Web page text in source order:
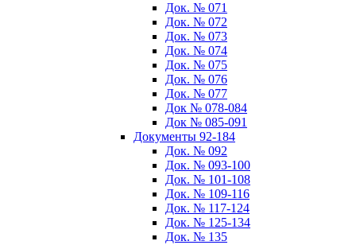
Док. № 071
Док. № 072
Док. № 073
Док. № 074
Док. № 075
Док. № 076
Док. № 077
Док № 078-084
Док № 085-091
Документы 92-184
Док. № 092
Док. № 093-100
Док. № 101-108
Док. № 109-116
Док. № 117-124
Док. № 125-134
Док. № 135